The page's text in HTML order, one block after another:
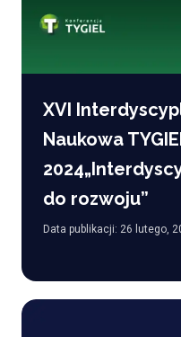
XVI
Naukowa
do rozwoju”
Data publikacji: 26 lutego,